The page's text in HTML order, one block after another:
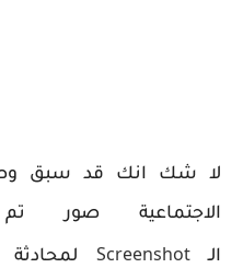
لا شك انك قد سبق
الاجتماعية صور
الـScreenshot